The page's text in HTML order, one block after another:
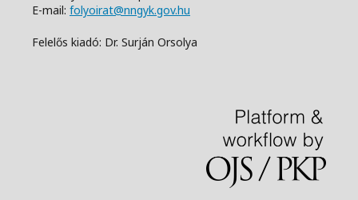
E-mail: folyoirat@nngyk.gov.hu
Felelős kiadó: Dr. Surján Orsolya